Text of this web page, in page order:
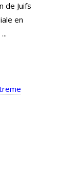
de Juifs
en